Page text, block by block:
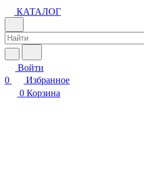
КАТАЛОГ
Войти
0
Избранное
0 Корзина